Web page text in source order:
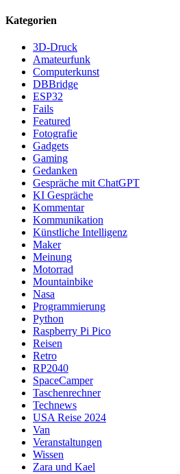
Kategorien
3D-Druck
Amateurfunk
Computerkunst
DBBridge
ESP32
Fails
Featured
Fotografie
Gadgets
Gaming
Gedanken
Gespräche mit ChatGPT
KI Gespräche
Kommentar
Kommunikation
Künstliche Intelligenz
Maker
Meinung
Motorrad
Mountainbike
Nasa
Programmierung
Python
Raspberry Pi Pico
Reisen
Retro
RP2040
SpaceCamper
Taschenrechner
Technews
USA Reise 2024
Van
Veranstaltungen
Wissen
Zara und Kael